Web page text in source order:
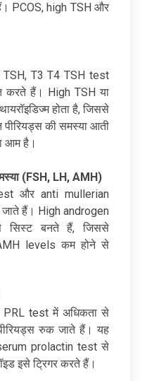
PCOS, high TSH और
TSH, T3 T4 TSH test
करते हैं। High TSH या
होता है, जिससे
की समस्या आती
आम है।​
(FSH, LH, AMH)
और anti mullerian
हैं। High androgen
सिस्ट बनते हैं, जिससे
AMH levels कम होने से
PRL test में अधिकता से
रुक जाते हैं। यह
prolactin test से
इसे ट्रिगर करते हैं।​